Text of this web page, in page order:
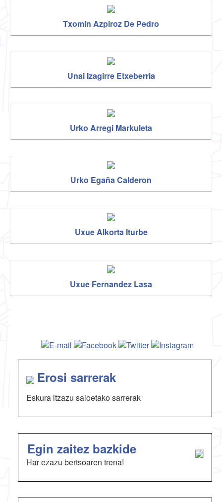
Txomin Azpiroz De Pedro
Unai Izagirre Etxeberria
Urko Arregi Markuleta
Urko Egaña Calderon
Uxue Alkorta Iturbe
Uxue Fernandez Lasa
Erosi sarrerak
Eskura itzazu saioetako sarrerak
Egin zaitez bazkide
Har ezazu bertsoaren trena!